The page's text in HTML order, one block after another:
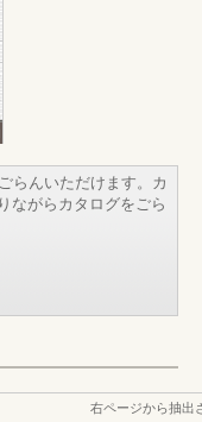
らんいただけます。カ
ながらカタログをごら
右ページから抽出